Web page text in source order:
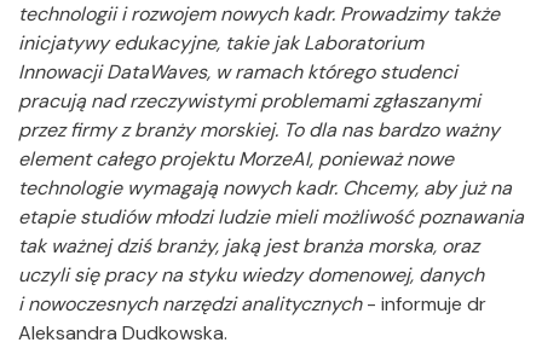
technologii i rozwojem nowych kadr. Prowadzimy także
inicjatywy edukacyjne, takie jak Laboratorium
Innowacji DataWaves, w ramach którego studenci
pracują nad rzeczywistymi problemami zgłaszanymi
przez firmy z branży morskiej. To dla nas bardzo ważny
element całego projektu MorzeAI, ponieważ nowe
technologie wymagają nowych kadr. Chcemy, aby już na
etapie studiów młodzi ludzie mieli możliwość poznawania
tak ważnej dziś branży, jaką jest branża morska, oraz
uczyli się pracy na styku wiedzy domenowej, danych
i nowoczesnych narzędzi analitycznych- informuje dr
Aleksandra Dudkowska.